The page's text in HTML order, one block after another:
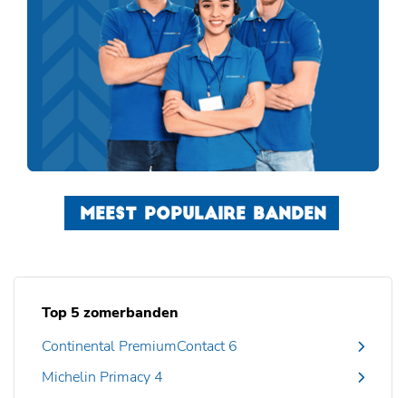
MEEST POPULAIRE BANDEN
Top 5 zomerbanden
Continental PremiumContact 6
Michelin Primacy 4